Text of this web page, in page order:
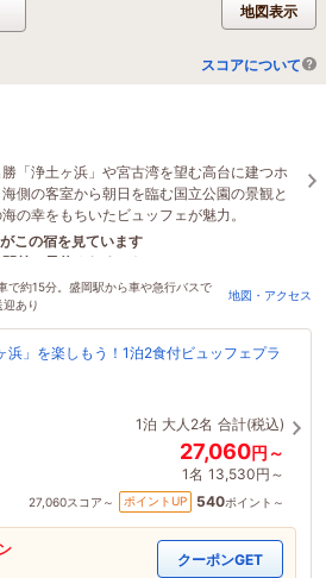
地図表示
スコアについて
「浄土ヶ浜」や宮古湾を望む高台に建つホ
側の客室から朝日を臨む国立公園の景観と
の幸をもちいたビュッフェが魅力。
この宿を見ています
で約15分。盛岡駅から車や急行バスで
あり
地図・アクセス
浜」を楽しもう！1泊2食付ビュッフェプラ
1泊 大人2名 合計(税込)
27,060円～
1名 13,530円～
27,060スコア～ ポイントUP 540ポイント～
クーポンGET